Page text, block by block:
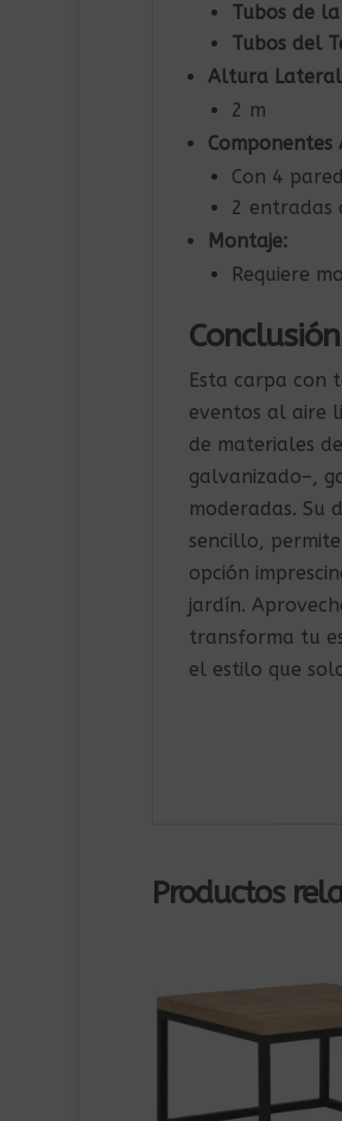
Tubos de
Tubos del
Altura
2 m
Componentes
Con 4
2 entradas
Montaje:
Requiere
Conclusión
Esta carpa con
eventos al aire
de materiales
galvanizado–,
moderadas. Su
sencillo,
opción
jardín.
transforma tu
el estilo que
Productos